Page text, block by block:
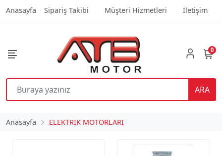
Anasayfa Sipariş Takibi Müşteri Hizmetleri İletişim
ARA
0
Anasayfa ELEKTRİK MOTORLARI